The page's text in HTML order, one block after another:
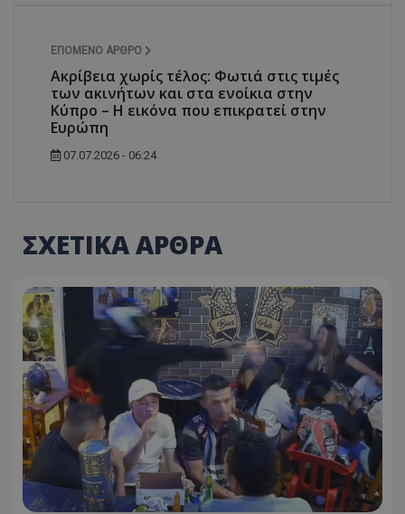
ΕΠΌΜΕΝΟ ΆΡΘΡΟ
Ακρίβεια χωρίς τέλος: Φωτιά στις τιμές
των ακινήτων και στα ενοίκια στην
Κύπρο – Η εικόνα που επικρατεί στην
Ευρώπη
07.07.2026 - 06:24
ΣΧΕΤΙΚΑ ΑΡΘΡΑ